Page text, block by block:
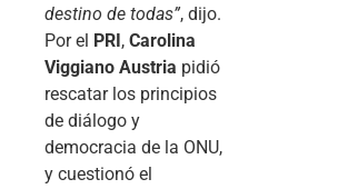
destino de todas”, dijo.
Por el PRI , Carolina
Viggiano Austria pidió
rescatar los principios
de diálogo y
democracia de la ONU,
y cuestionó el